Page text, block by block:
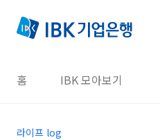
홈 IBK 모아보기
라이프 log